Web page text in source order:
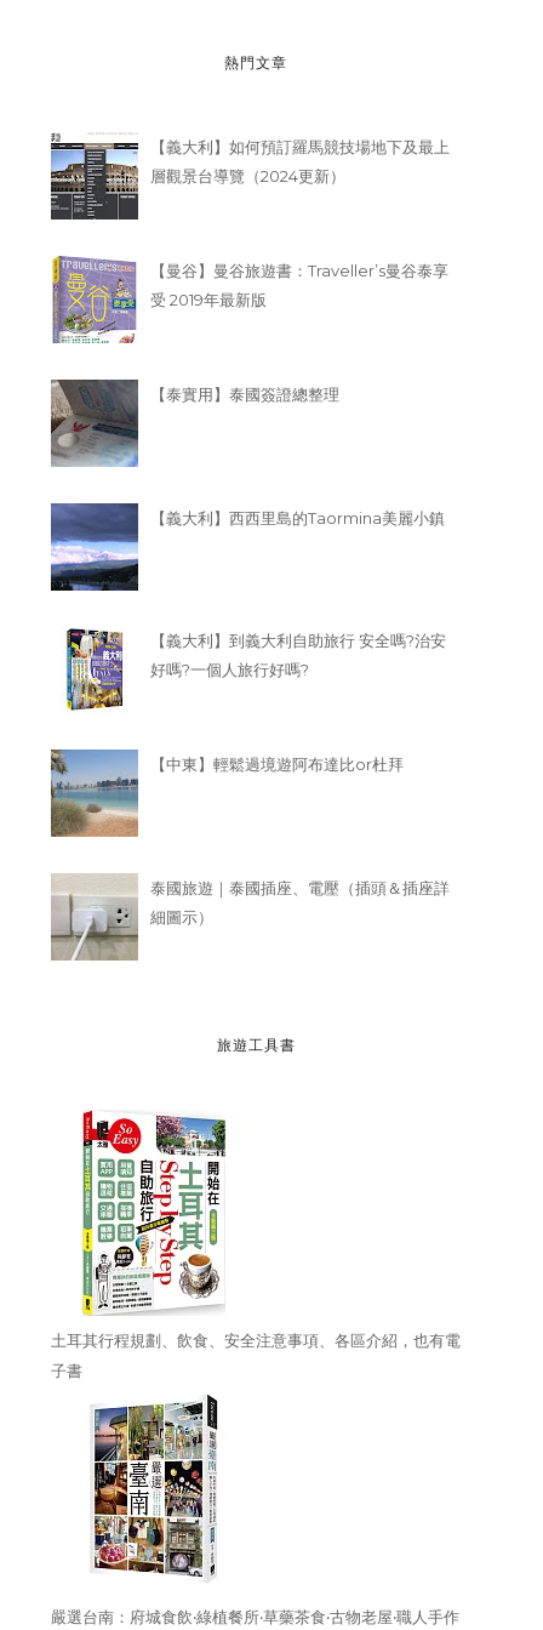
熱門文章
【義大利】如何預訂羅馬競技場地下及最上
層觀景台導覽（2024更新）
【曼谷】曼谷旅遊書：Traveller’s曼谷泰享
受 2019年最新版
【泰實用】泰國簽證總整理
【義大利】西西里島的Taormina美麗小鎮
【義大利】到義大利自助旅行 安全嗎?治安
好嗎?一個人旅行好嗎?
【中東】輕鬆過境遊阿布達比or杜拜
泰國旅遊｜泰國插座、電壓（插頭＆插座詳
細圖示）
旅遊工具書
土耳其行程規劃、飲食、安全注意事項、各區介紹，也有電
子書
嚴選台南：府城食飲‧綠植餐所‧草藥茶食‧古物老屋‧職人手作